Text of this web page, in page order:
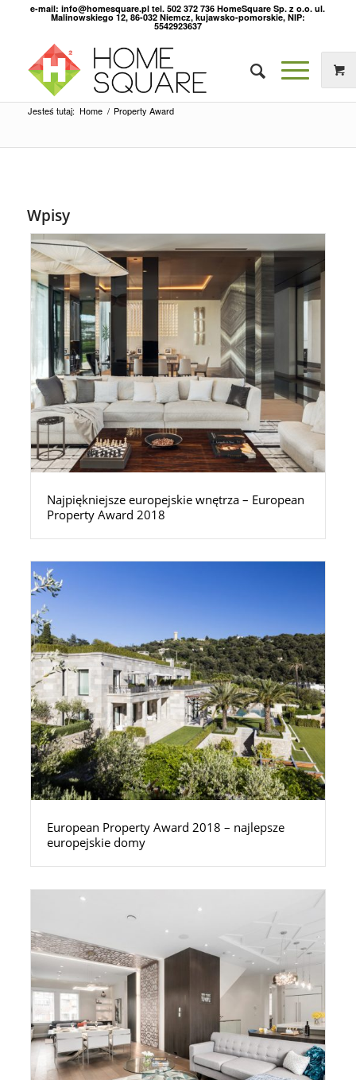
e-mail: info@homesquare.pl tel. 502 372 736 HomeSquare Sp. z o.o. ul.
Malinowskiego 12, 86-032 Niemcz, kujawsko-pomorskie, NIP:
5542923637
Jesteś tutaj: Home / Property Award
Wpisy
Najpiękniejsze europejskie wnętrza – European
Property Award 2018
European Property Award 2018 – najlepsze
europejskie domy